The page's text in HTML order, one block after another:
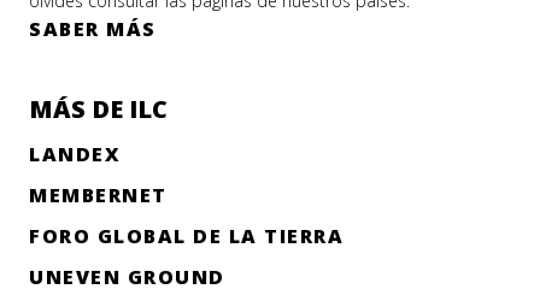
SABER MÁS
MÁS DE ILC
LANDEX
MEMBERNET
FORO GLOBAL DE LA TIERRA
UNEVEN GROUND